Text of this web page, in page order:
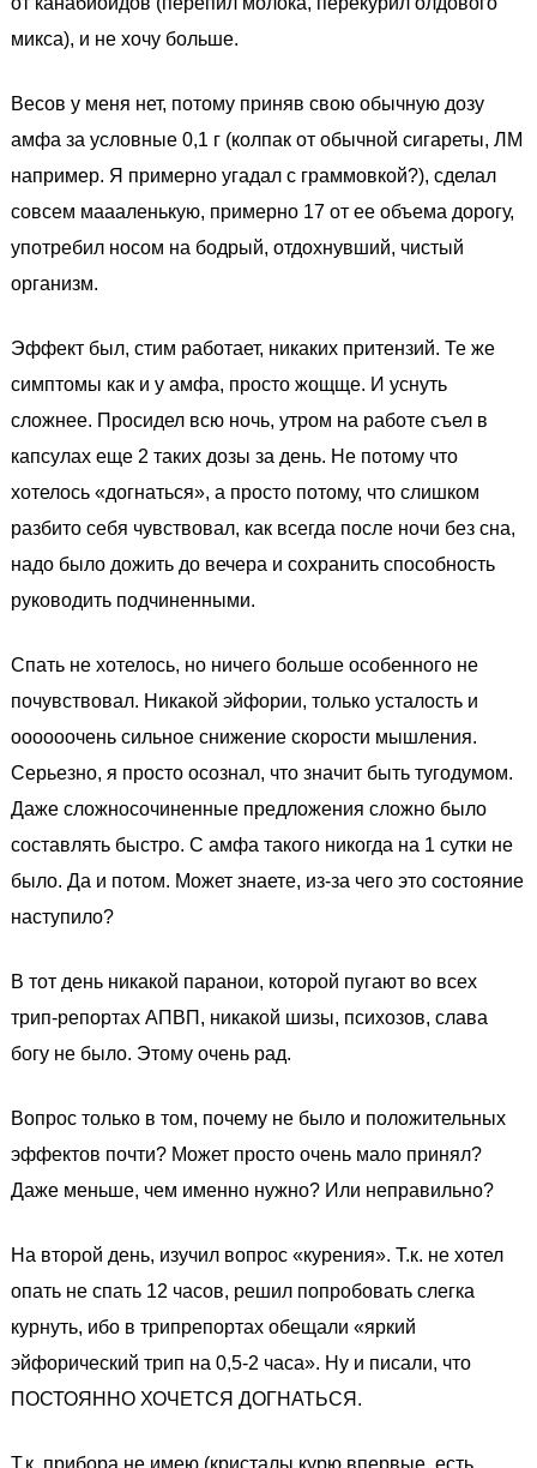
микса), и не хочу больше.
Весов у меня нет, потому приняв свою обычную дозу
амфа за условные 0,1 г (колпак от обычной сигареты, ЛМ
например. Я примерно угадал с граммовкой?), сделал
совсем маааленькую, примерно 17 от ее объема дорогу,
употребил носом на бодрый, отдохнувший, чистый
организм.
Эффект был, стим работает, никаких притензий. Те же
симптомы как и у амфа, просто жощще. И уснуть
сложнее. Просидел всю ночь, утром на работе съел в
капсулах еще 2 таких дозы за день. Не потому что
хотелось «догнаться», а просто потому, что слишком
разбито себя чувствовал, как всегда после ночи без сна,
надо было дожить до вечера и сохранить способность
руководить подчиненными.
Спать не хотелось, но ничего больше особенного не
почувствовал. Никакой эйфории, только усталость и
оооооочень сильное снижение скорости мышления.
Серьезно, я просто осознал, что значит быть тугодумом.
Даже сложносочиненные предложения сложно было
составлять быстро. С амфа такого никогда на 1 сутки не
было. Да и потом. Может знаете, из-за чего это состояние
наступило?
В тот день никакой паранои, которой пугают во всех
трип-репортах АПВП, никакой шизы, психозов, слава
богу не было. Этому очень рад.
Вопрос только в том, почему не было и положительных
эффектов почти? Может просто очень мало принял?
Даже меньше, чем именно нужно? Или неправильно?
На второй день, изучил вопрос «курения». Т.к. не хотел
опать не спать 12 часов, решил попробовать слегка
курнуть, ибо в трипрепортах обещали «яркий
эйфорический трип на 0,5-2 часа». Ну и писали, что
ПОСТОЯННО ХОЧЕТСЯ ДОГНАТЬСЯ.
Т.к. прибора не имею (кристалы курю впервые, есть